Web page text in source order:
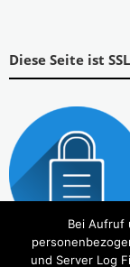
Diese Seite ist
Bei Aufruf
und Server Log